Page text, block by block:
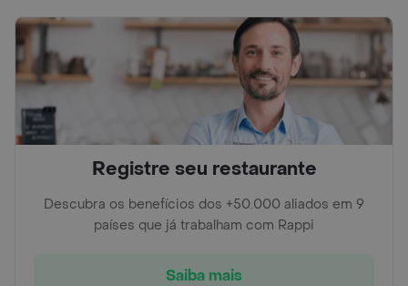
Registre seu restaurante
Descubra os benefícios dos +50.000 aliados em 9
países que já trabalham com Rappi
Saiba mais